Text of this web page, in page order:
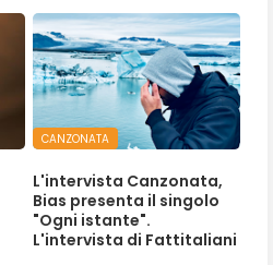
CANZONATA
L'intervista Canzonata,
Bias presenta il singolo
"Ogni istante".
L'intervista di Fattitaliani